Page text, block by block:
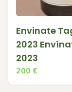
Envinate
2023
2023
200 €